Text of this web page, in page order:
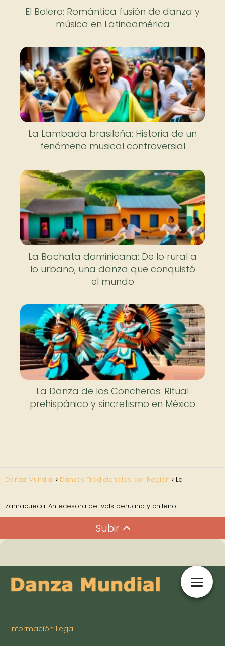
El Bolero: Romántica fusión de danza y
música en Latinoamérica
La Lambada brasileña: Historia de un
fenómeno musical controversial
La Bachata dominicana: De lo rural a
lo urbano, una danza que conquistó
el mundo
La Danza de los Concheros: Ritual
prehispánico y sincretismo en México
Danza Mundial Danzas Tradicionales por Región La
Zamacueca: Antecesora del vals peruano y chileno
Subir
Información Legal